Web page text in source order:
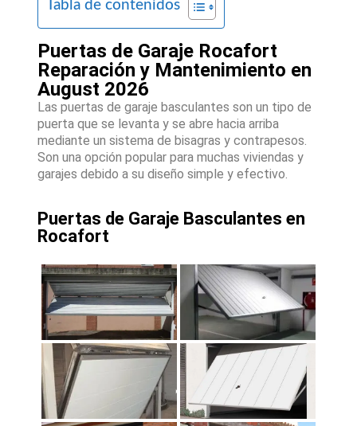
Tabla de contenidos
Puertas de Garaje Rocafort
Reparación y Mantenimiento en
August 2026
Las puertas de garaje basculantes son un tipo de
puerta que se levanta y se abre hacia arriba
mediante un sistema de bisagras y contrapesos.
Son una opción popular para muchas viviendas y
garajes debido a su diseño simple y efectivo.
Puertas de Garaje Basculantes en
Rocafort